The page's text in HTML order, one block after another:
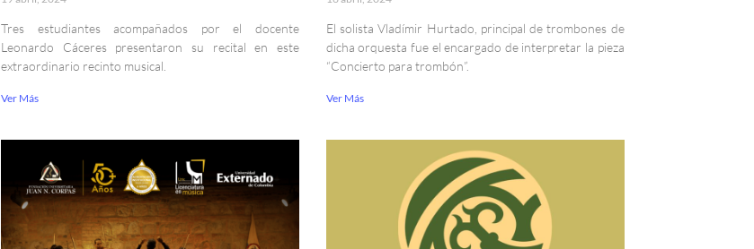
Tres estudiantes acompañados por el docente
Leonardo Cáceres presentaron su recital en este
extraordinario recinto musical.
Ver Más
El solista Vladímir Hurtado, principal de trombones de
dicha orquesta fue el encargado de interpretar la pieza
“Concierto para trombón”.
Ver Más